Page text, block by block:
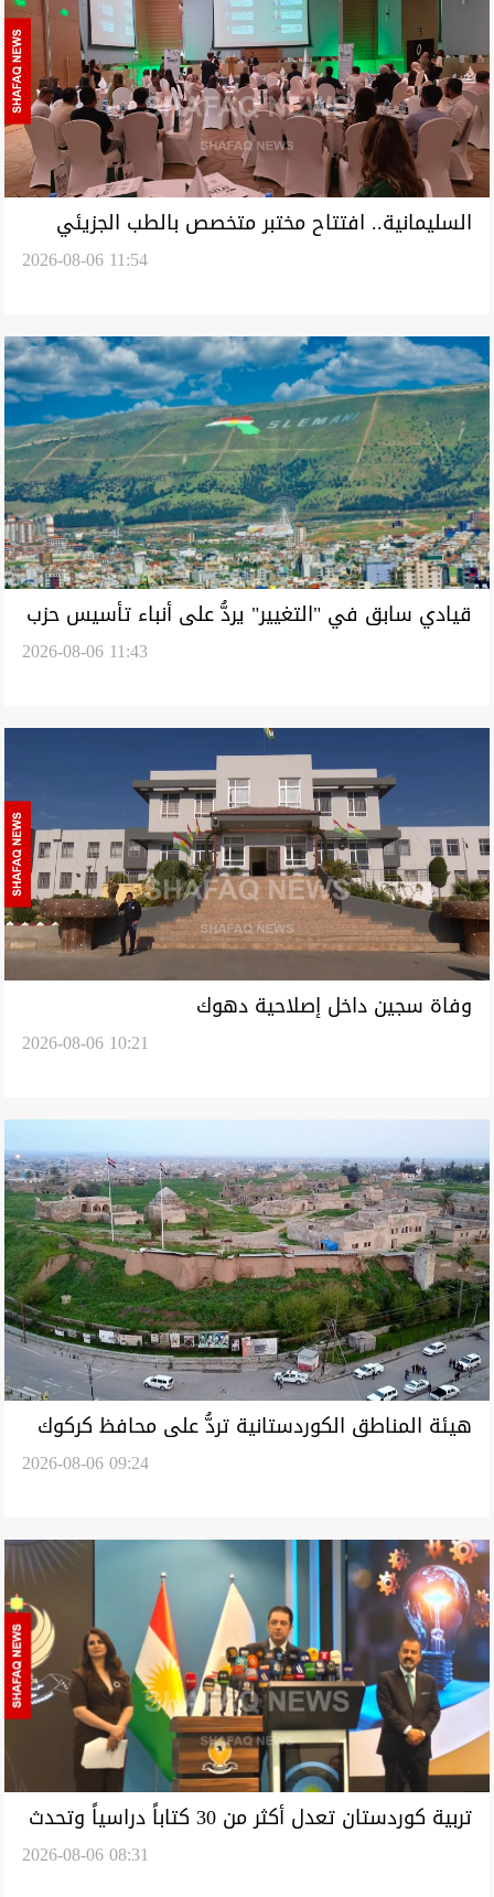
السليمانية.. افتتاح مختبر متخصص بالطب الجزيئي
وندوة تبحث توظيفه في اختيار العلاجات2026-08-06 11:54
قيادي سابق في "التغيير" يردُّ على أنباء تأسيس حزب
2026-08-06 11:43
وفاة سجين داخل إصلاحية دهوك
2026-08-06 10:21
هيئة المناطق الكوردستانية تردُّ على محافظ كركوك
2026-08-06 09:24
تربية كوردستان تعدل أكثر من 30 كتاباً دراسياً وتحدث
2026-08-06 08:31